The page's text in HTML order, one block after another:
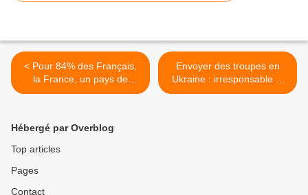
< Pour 84% des Français,
la France, un pays de
tradition catholique : pour
Envoyer des troupes en
Ukraine : irresponsable et
suicidaire ! Au fou ! >
Hébergé par Overblog
Top articles
Pages
Contact